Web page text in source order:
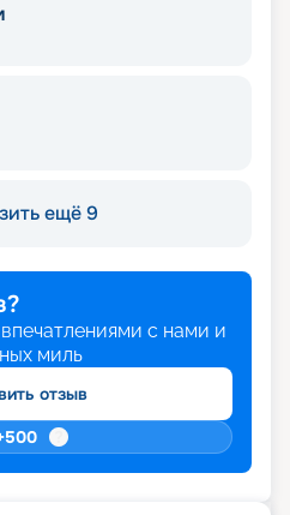
ещё 9
с нами и
миль
отзыв
500